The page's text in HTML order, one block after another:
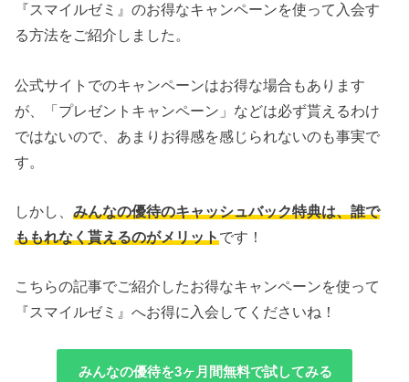
『スマイルゼミ』のお得なキャンペーンを使って入会す
る方法をご紹介しました。
公式サイトでのキャンペーンはお得な場合もあります
が、「プレゼントキャンペーン」などは必ず貰えるわけ
ではないので、あまりお得感を感じられないのも事実で
す。
しかし、みんなの優待のキャッシュバック特典は、誰で
ももれなく貰えるのがメリットです！
こちらの記事でご紹介したお得なキャンペーンを使って
『スマイルゼミ』へお得に入会してくださいね！
みんなの優待を3ヶ月間無料で試してみる